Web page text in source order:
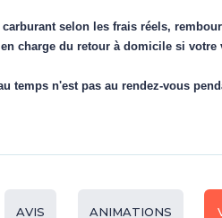
selon les frais réels,
charge du retour à domicile si votre
temps n'est pas au rendez-vous
AVIS ANIMATIONS